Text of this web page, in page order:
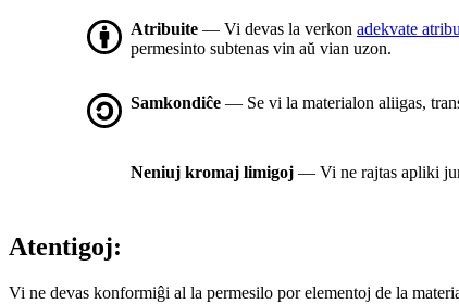
Atribuite — Vi devas la verkon adekvate
permesinto subtenas vin aŭ vian uzon.
Samkondiĉe — Se vi la materialon aliigas,
Neniuj kromaj limigoj — Vi ne rajtas apliki
Atentigoj:
Vi ne devas konformiĝi al la permesilo por elementoj de la